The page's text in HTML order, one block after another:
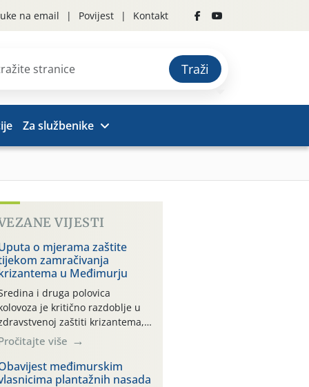
na email Povijest Kontakt
Traži
Za službenike
VIJESTI
o mjerama zaštite
zamračivanja
u Međimurju
i druga polovica
je kritično razdoblje u
zaštiti krizantema,
prije zamračivanja u proteklom
smo mjesecu tri puta upućivali
o preventivnim
zaštite krizantema od
više
međimurskim
plantažnih nasada